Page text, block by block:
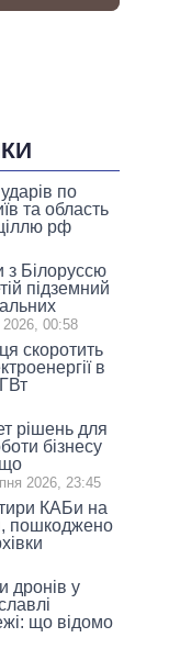
по
та область
рф
з Білоруссю
підземний
00:58
скоротить
в
рішень для
бізнесу
що
2026, 23:45
КАБи на
пошкоджено
дронів у
що відомо